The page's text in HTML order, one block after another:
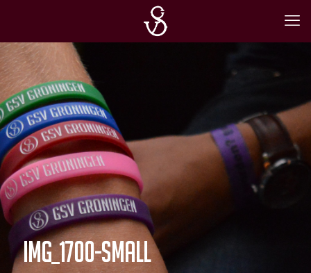
IMG_1700-Small